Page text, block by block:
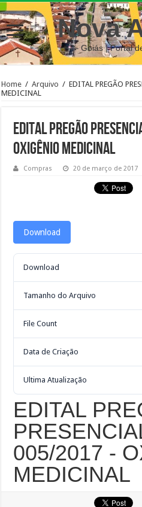
Nova
– Goiás | Portal
Home / Arquivo / EDITAL PREGÃO
MEDICINAL
EDITAL PREGÃO
OXIGÊNIO MEDICINAL
Compras 20 de março de 2017
Download
Download
Tamanho do Arquivo
File Count
Data de Criação
Ultima Atualização
EDITAL
005/2017 -
MEDICINAL